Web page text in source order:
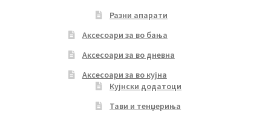
Разни апарати
Аксесоари за во бања
Аксесоари за во дневна
Аксесоари за во кујна
Кујнски додатоци
Тави и тенџериња